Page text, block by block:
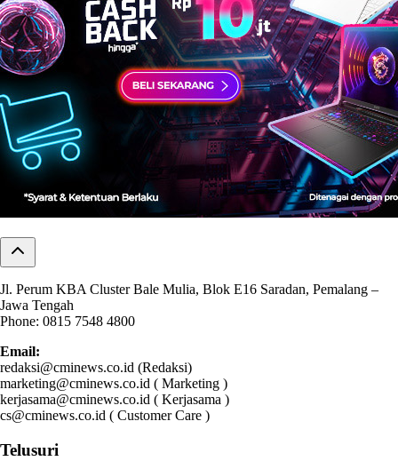
Jl. Perum KBA Cluster Bale Mulia, Blok E16 Saradan, Pemalang –
Jawa Tengah
Phone: 0815 7548 4800
Email:
redaksi@cminews.co.id (Redaksi)
marketing@cminews.co.id ( Marketing )
kerjasama@cminews.co.id ( Kerjasama )
cs@cminews.co.id ( Customer Care )
Telusuri